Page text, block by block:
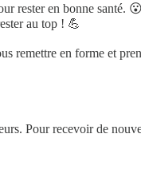
rester en bonne santé.
au top ! 💪
remettre en forme et
Pour recevoir de